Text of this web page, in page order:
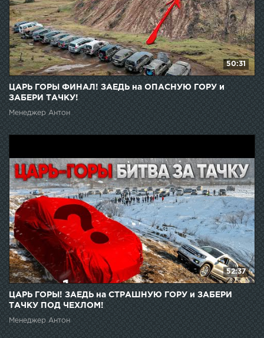
50:31
ЦАРЬ ГОРЫ ФИНАЛ! ЗАЕДЬ на ОПАСНУЮ ГОРУ и
ЗАБЕРИ ТАЧКУ!
Менеджер Антон
52:37
ЦАРЬ ГОРЫ! ЗАЕДЬ на СТРАШНУЮ ГОРУ и ЗАБЕРИ
ТАЧКУ ПОД ЧЕХЛОМ!
Менеджер Антон